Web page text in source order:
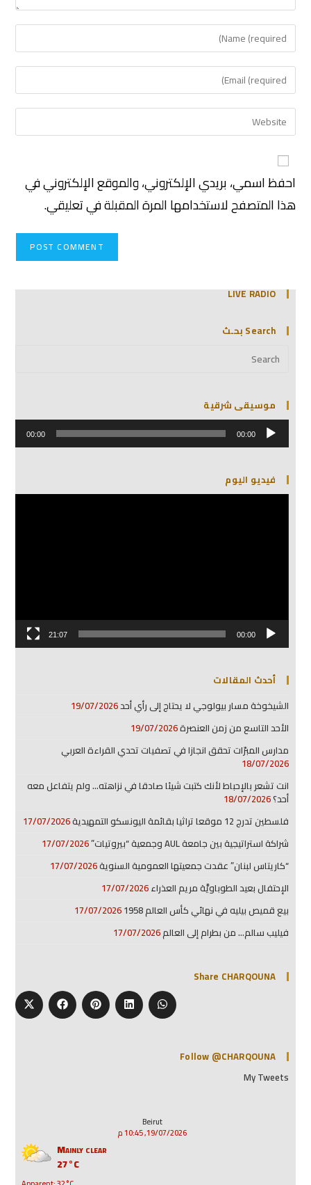
احفظ اسمي، بريدي الإلكتروني، والموقع الإلكتروني في
هذا المتصفح لاستخدامها المرة المقبلة في تعليقي.
LIVE RADIO
Search بحـث
موسيقى شرقية
مشغل
الصوت 00:00
00:00
فيديو اليوم
مشغل
00:00
21:07
أحدث المقالات
الشيخوخة مسار بيولوجي لا يحتاج إلى رأي أحد19/07/2026
الأحد التاسع من زمن العنصرة19/07/2026
مدارس المبرّات تحقق انجازا في تصفيات تحدي القراءة العربي
18/07/2026
انت تشعر بالإحباط لأنك كتبت شيئا صادقا في نزاهته… ولم يتفاعل معه
أحد؟18/07/2026
فلسطين تدرج 12 موقعا تراثيا بقائمة اليونسكو التمهيدية
17/07/2026
شراكة استراتيجية بين جامعة AUL وجمعية “بيروتيات”
17/07/2026
“كاريتاس لبنان” عقدت جمعيتها العمومية السنوية17/07/2026
الإحتفال بعيد الطوباويَّة مريم العذراء17/07/2026
بيع قميص بيليه في نهائي كأس العالم 1958
17/07/2026
فيليب سالم… من بطرام إلى العالم17/07/2026
Share CHARQOUNA
Follow @CHARQOUNA
My Tweets
Beirut
19/07/2026, 10:45 م
Mainly clear
27°C